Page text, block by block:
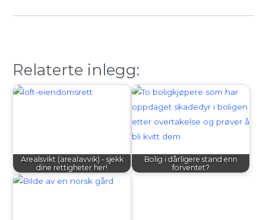
Relaterte inlegg:
Arealsvikt (arealavvik) - sjekk
dine rettigheter her!
Bolig i dårligere stand enn
forventet?